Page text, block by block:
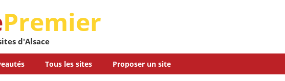
Premier
d'Alsace
Tous les sites Proposer un site